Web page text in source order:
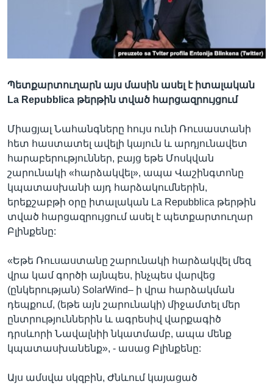
Պետքարտուղարն այս մասին ասել է իտալական
La Repubblica թերթին տված հարցազրույցում
Միացյալ Նահանգները հույս ունի Ռուսաստանի
հետ հաստատել ավելի կայուն և արդյունավետ
հարաբերություններ, բայց եթե Մոսկվան
շարունակի «հարձակվել», ապա Վաշինգտոնը
կպատասխանի այդ հարձակումներին,
երեքշաբթի օրը իտալական La Repubblica թերթին
տված հարցազրույցում ասել է պետքարտուղար
Բլինքենը:
«Եթե Ռուսաստանը շարունակի հարձակվել մեզ
վրա կամ գործի այնպես, ինչպես վարվեց
(ընկերության) SolarWind– ի վրա հարձակման
դեպքում, (եթե այն շարունակի) միջամտել մեր
ընտրություններին և ագրեսիվ վարքագիծ
դրսևորի Նավալնիի նկատմամբ, ապա մենք
կպատասխանենք», - ասաց Բլինքենը:
Այս ամսվա սկզբին, Ժնևում կայացած